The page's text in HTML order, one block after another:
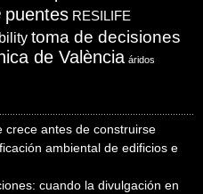
puentes RESILIFE
toma de decisiones
de València áridos
crece antes de construirse
ambiental de edificios e
cuando la divulgación en